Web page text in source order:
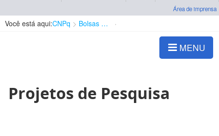
Área de imprensa
Você está aqui:CNPq Bolsas e Auxílios Vigentes
MENU
Projetos de Pesquisa